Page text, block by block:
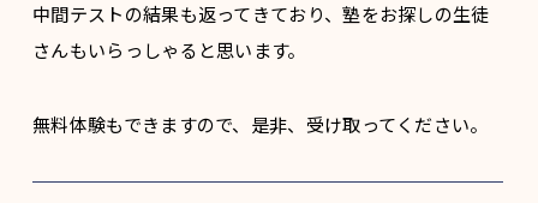
中間テストの結果も返ってきており、塾をお探しの生徒
さんもいらっしゃると思います。
無料体験もできますので、是非、受け取ってください。